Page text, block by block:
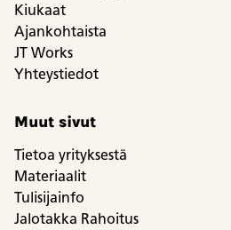
Kiukaat
Ajankohtaista
JT Works
Yhteystiedot
Muut sivut
Tietoa yrityksestä
Materiaalit
Tulisijainfo
Jalotakka Rahoitus